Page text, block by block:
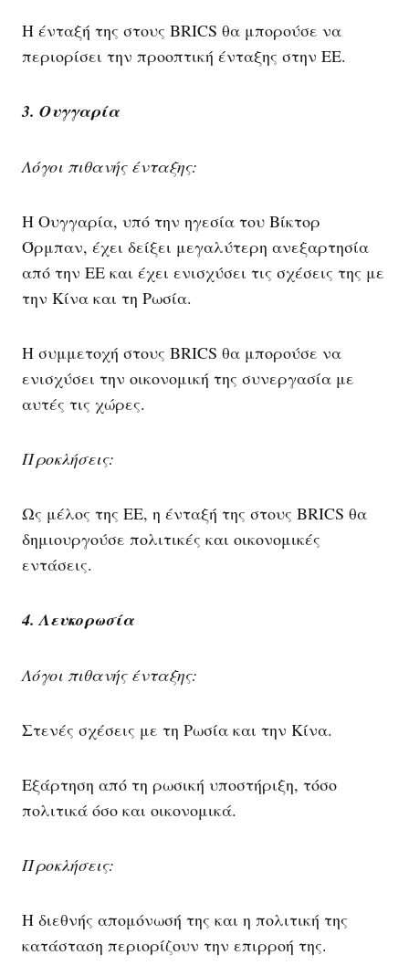
Η ένταξή της στους BRICS θα μπορούσε να
περιορίσει την προοπτική ένταξης στην ΕΕ.
3. Ουγγαρία
Λόγοι πιθανής ένταξης:
Η Ουγγαρία, υπό την ηγεσία του Βίκτορ
Όρμπαν, έχει δείξει μεγαλύτερη ανεξαρτησία
από την ΕΕ και έχει ενισχύσει τις σχέσεις της με
την Κίνα και τη Ρωσία.
Η συμμετοχή στους BRICS θα μπορούσε να
ενισχύσει την οικονομική της συνεργασία με
αυτές τις χώρες.
Προκλήσεις:
Ως μέλος της ΕΕ, η ένταξή της στους BRICS θα
δημιουργούσε πολιτικές και οικονομικές
εντάσεις.
4. Λευκορωσία
Λόγοι πιθανής ένταξης:
Στενές σχέσεις με τη Ρωσία και την Κίνα.
Εξάρτηση από τη ρωσική υποστήριξη, τόσο
πολιτικά όσο και οικονομικά.
Προκλήσεις:
Η διεθνής απομόνωσή της και η πολιτική της
κατάσταση περιορίζουν την επιρροή της.